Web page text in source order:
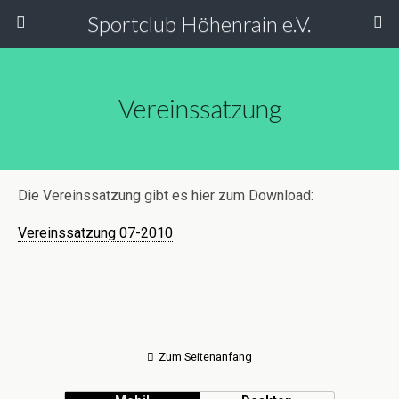
Sportclub Höhenrain e.V.
Vereinssatzung
Die Vereinssatzung gibt es hier zum Download:
Vereinssatzung 07-2010
Zum Seitenanfang